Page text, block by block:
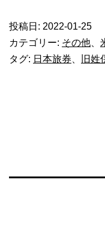
投稿日: 2022-01-25
カテゴリー: その他
タグ: 日本旅券 旧姓